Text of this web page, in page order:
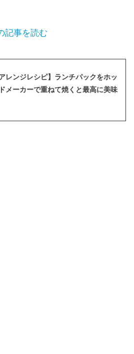
記事を読む
アレンジレシピ】ランチパックをホッ
メーカーで重ねて焼くと最高に美味